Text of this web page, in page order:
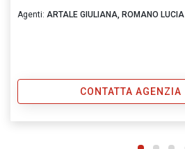
Agenti: ARTALE GIULIANA, ROMANO LUCIA
CONTATTA AGENZIA